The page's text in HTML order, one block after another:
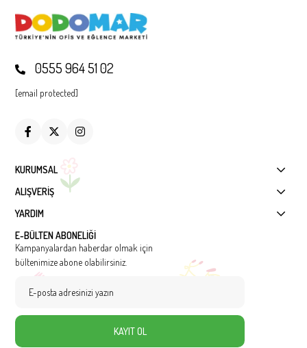
0555 964 51 02
[email protected]
KURUMSAL
ALIŞVERİŞ
YARDIM
E-BÜLTEN ABONELİĞİ
Kampanyalardan haberdar olmak için
bültenimize abone olabilirsiniz.
KAYIT OL